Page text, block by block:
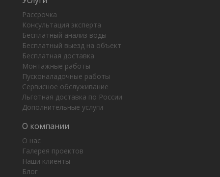
Рассрочка
Консультация эксперта
Бесплатный анализ воды
Бесплатный выезд на объект
Бесплатная доставка
Монтажные работы
Пусконаладочные работы
Сервисное обслуживание
Льготная доставка по России
Дополнительные услуги
О компании
О нас
Галерея проектов
Наши клиенты
Блог